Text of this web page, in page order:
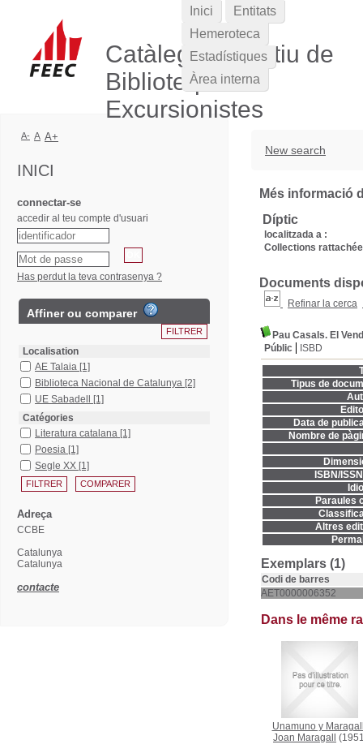
Catàleg Col·lectiu de
Biblioteques
Excursionistes
New search
Més informació
Díptic
localitzada a :
Collections
Documents
Refinar la cerca
Pau Casals. El
Públic
ISBD
Tipus de
Data de
Nombre de
ISBN/
Paraules
Altres
Exemplars (1)
Codi de barres
AET0000006352
Dans le même
Unamuno y
Joan Maragall
Inici
Entitats
Hemeroteca
Estadístiques
Àrea interna
A- A A+
INICI
connectar-se
accedir al teu compte d'usuari
Has perdut la teva contrasenya ?
Affiner ou comparer
Localisation
AE Talaia [1]
Biblioteca Nacional de Catalunya [2]
UE Sabadell
[1]
Catégories
Literatura catalana [1]
Poesia [1]
Segle XX [1]
Adreça
CCBE
Catalunya
Catalunya
contacte